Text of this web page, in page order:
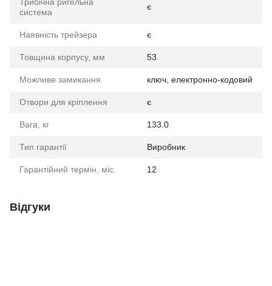
Трибічна ригельна
система
є
Наявність трейзера є
Товщина корпусу, мм 53
Можливе замикання ключ, електронно-кодовий
Отвори для кріплення є
Вага, кг 133.0
Тип гарантії Виробник
Гарантійний термін, міс. 12
Відгуки